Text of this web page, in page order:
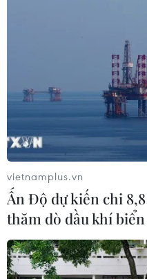
vietnamplus.vn
Ấn Độ dự kiến chi
thăm dò dầu khí biển